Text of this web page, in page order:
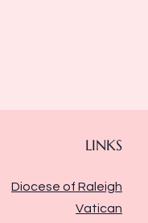
LINKS
Diocese of Raleigh
Vatican